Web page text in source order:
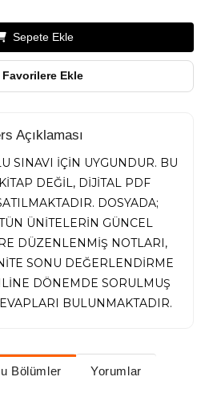
Sepete Ekle
Ekle
Açıklaması
SINAVI İÇİN UYGUNDUR. BU
DEĞİL, DİJİTAL PDF
DOSYADA;
ÜNİTELERİN GÜNCEL
DÜZENLENMİŞ NOTLARI,
SONU DEĞERLENDİRME
DÖNEMDE SORULMUŞ
BULUNMAKTADIR.
Bölümler Yorumlar